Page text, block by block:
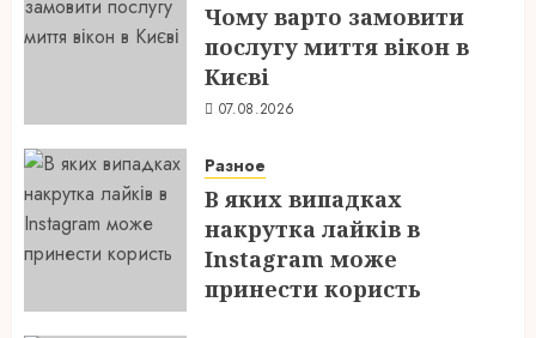
Чому варто замовити
послугу миття вікон в
Києві
07.08.2026
Разное
В яких випадках
накрутка лайків в
Instagram може
принести користь